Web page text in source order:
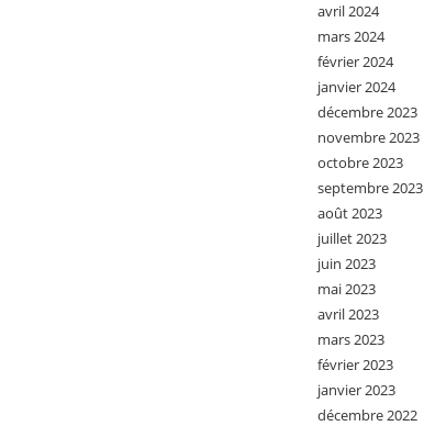
avril 2024
mars 2024
février 2024
janvier 2024
décembre 2023
novembre 2023
octobre 2023
septembre 2023
août 2023
juillet 2023
juin 2023
mai 2023
avril 2023
mars 2023
février 2023
janvier 2023
décembre 2022